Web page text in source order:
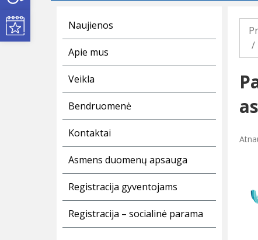
Kultūros renginiaiNaujienos
Apie mus
Veikla
Bendruomenė
Kontaktai
Asmens duomenų apsauga
Registracija gyventojams
Registracija – socialinė parama